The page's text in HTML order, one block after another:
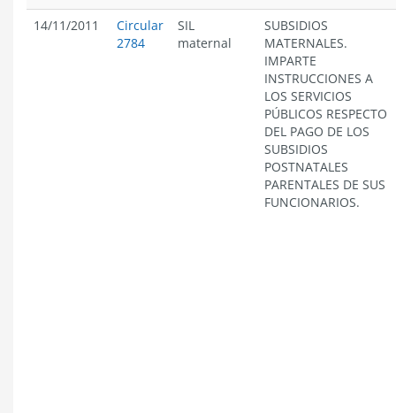
14/11/2011
Circular
2784
SIL
maternal
SUBSIDIOS
MATERNALES.
IMPARTE
INSTRUCCIONES A
LOS SERVICIOS
PÚBLICOS RESPECTO
DEL PAGO DE LOS
SUBSIDIOS
POSTNATALES
PARENTALES DE SUS
FUNCIONARIOS.